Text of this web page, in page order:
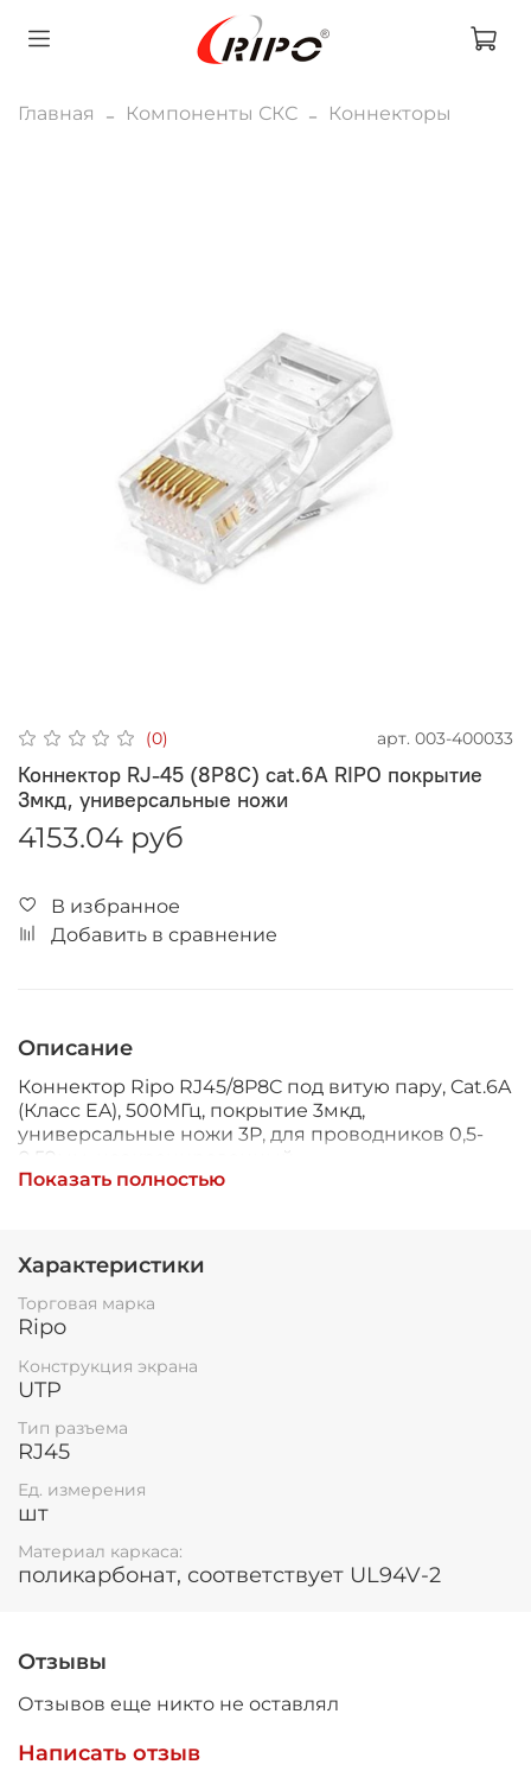
Главная Компоненты СКС Коннекторы
(0) арт. 003-400033
Коннектор RJ-45 (8P8C) cat.6A RIPO покрытие
3мкд, универсальные ножи
4153.04 руб
В избранное
Добавить в сравнение
Описание
Коннектор Ripo RJ45/8P8C под витую пару, Cat.6A
(Класс EA), 500МГц, покрытие 3мкд,
универсальные ножи 3P, для проводников 0,5-
0,59мм, неэкранированный.
Показать полностью
Характеристики
Торговая марка
Ripo
Конструкция экрана
UTP
Тип разъема
RJ45
Ед. измерения
шт
Материал каркаса:
поликарбонат, соответствует UL94V-2
Отзывы
Отзывов еще никто не оставлял
Написать отзыв